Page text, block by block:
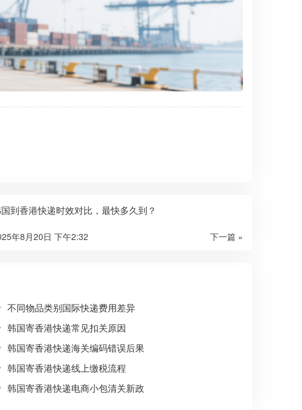
到香港快递时效对比，最快多久到？
下一篇 »
年8月20日 下午2:32
不同物品类别国际快递费用差异
韩国寄香港快递常见扣关原因
韩国寄香港快递海关编码错误后果
韩国寄香港快递线上缴税流程
韩国寄香港快递电商小包清关新政